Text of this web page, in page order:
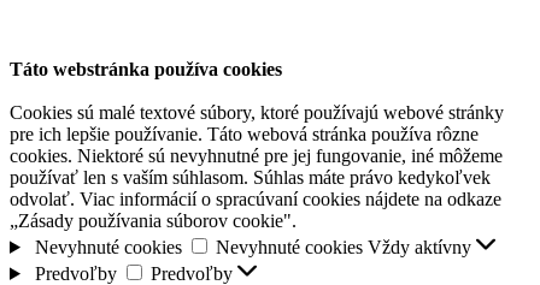
Táto webstránka používa cookies
Cookies sú malé textové súbory, ktoré používajú webové stránky
pre ich lepšie používanie. Táto webová stránka používa rôzne
cookies. Niektoré sú nevyhnutné pre jej fungovanie, iné môžeme
používať len s vaším súhlasom. Súhlas máte právo kedykoľvek
odvolať. Viac informácií o spracúvaní cookies nájdete na odkaze
„Zásady používania súborov cookie".
Nevyhnuté cookies
Nevyhnuté cookies Vždy aktívny
Predvoľby
Predvoľby